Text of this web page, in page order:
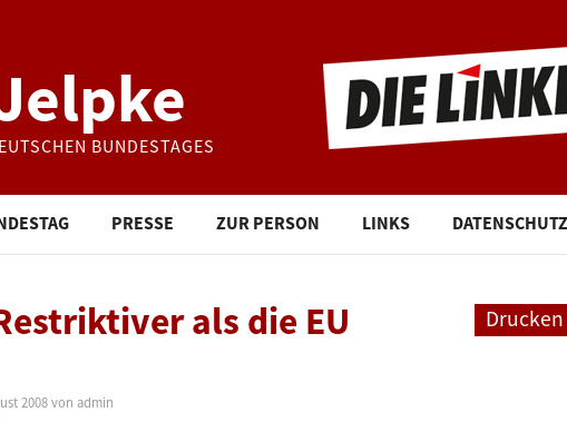
BUNDESTAGES
PRESSE ZUR PERSON LINKS
Drucken
als die EU
2008 von admin